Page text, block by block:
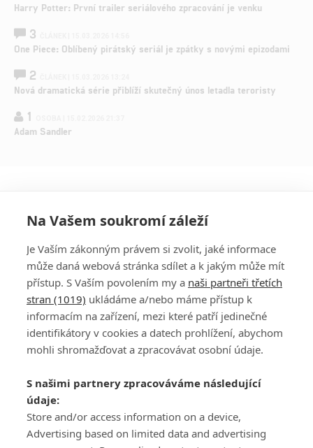
Harry Potter: První trailer seriálového zpracování je venku
3
One Piece: Oblíbený pirátský seriál je zpátky s novými epizodami
2
Nová dramatická série přiblíží skutečný únos letadla teroristy
1
Adam Sandler
PŘIHLÁSIT
REGISTROVAT
DISKUZE
Šéfredaktorkou webu jePetr Slavík, e-mailserialy@fandimefilmu.cz
Máte-li zájem o inzerci na našem webu napište nám na e-mail
studio@koncal.com
Ochrana osobních údajů|Zásady používání cookies|Pravidla webu
Na Vašem soukromí záleží
Je Vaším zákonným právem si zvolit, jaké informace
může daná webová stránka sdílet a k jakým může mít
přístup. S Vaším povolením my a naši partneři třetích
stran (1019) ukládáme a/nebo máme přístup k
informacím na zařízení, mezi které patří jedinečné
identifikátory v cookies a datech prohlížení, abychom
mohli shromažďovat a zpracovávat osobní údaje.
S našimi partnery zpracováváme následující
údaje:
Store and/or access information on a device,
Advertising based on limited data and advertising